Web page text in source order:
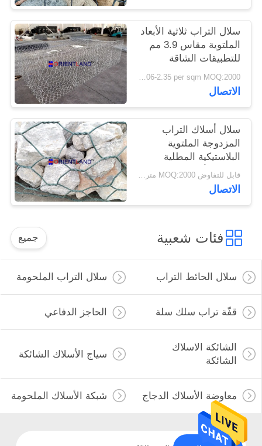
سلال التراب ثلاثية الأبعاد
الملتوية مقاس 3.9 مم
للتطبيقات الشاقة
USD1.06-2.35 per sqm MOQ:2000 متر مربع
الاتصال
سلال أسلاك التراب
المزدوجة الملتوية
البلاستيكية المطلية
باللون الأخضر المنسوجة
للاحتفاظ بالجدار
قابل للتفاوض MOQ:2000 متر مربع
الاتصال
فئات شعبية جميع
سلال الحائط التراب سلال التراب الملحومة
قفّة تراب سلك سلة الحاجز الدفاعي
الشائكة الاسلاك
الشائكة
سياج الأسلاك الشائكة
معاوضة الأسلاك الدجاج شبكة الأسلاك الملحومة